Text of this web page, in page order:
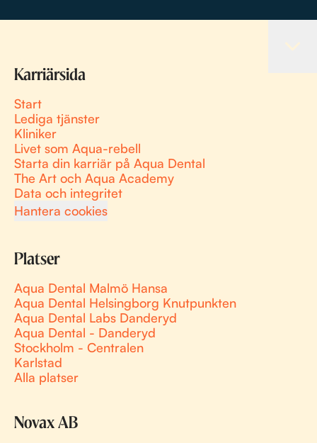
Karriärsida
Start
Lediga tjänster
Kliniker
Livet som Aqua-rebell
Starta din karriär på Aqua Dental
The Art och Aqua Academy
Data och integritet
Hantera cookies
Platser
Aqua Dental Malmö Hansa
Aqua Dental Helsingborg Knutpunkten
Aqua Dental Labs Danderyd
Aqua Dental - Danderyd
Stockholm - Centralen
Karlstad
Alla platser
Novax AB